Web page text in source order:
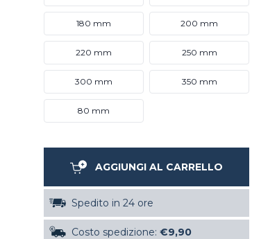
180 mm 200 mm
220 mm 250 mm
300 mm 350 mm
80 mm
AGGIUNGI AL CARRELLO
Spedito in 24 ore
Costo spedizione: €9,90